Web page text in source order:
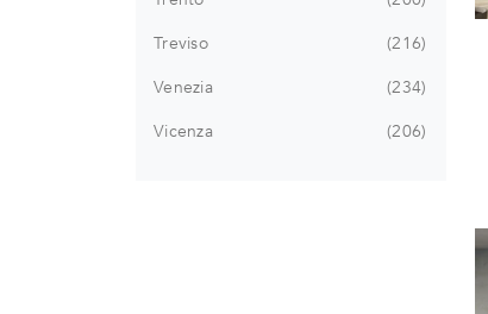
Treviso
216
Venezia
234
Vicenza
206